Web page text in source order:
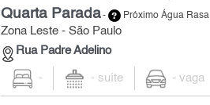
Quarta Parada- Próximo Água Rasa
Zona Leste - São Paulo
Rua Padre Adelino
- - suíte - vaga